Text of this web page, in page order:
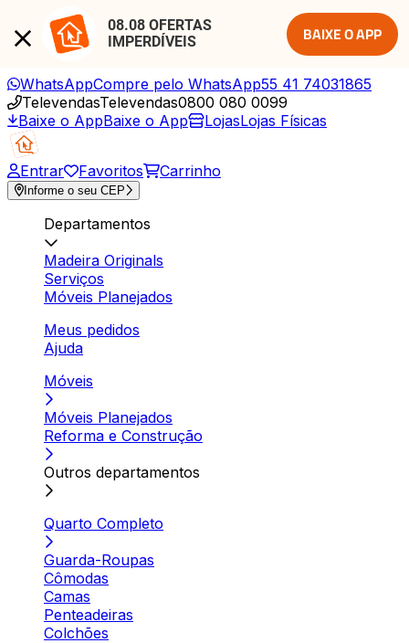
08.08 OFERTAS
IMPERDÍVEIS
BAIXE O APP
WhatsAppCompre pelo WhatsApp55 41 74031865
TelevendasTelevendas0800 080 0099
Baixe o AppBaixe o App LojasLojas Físicas
Entrar Favoritos Carrinho
Informe o seu CEP
Departamentos
Madeira Originals
Serviços
Móveis Planejados
Meus pedidos
Ajuda
Móveis
Móveis Planejados
Reforma e Construção
Outros departamentos
Quarto Completo
Guarda-Roupas
Cômodas
Camas
Penteadeiras
Colchões